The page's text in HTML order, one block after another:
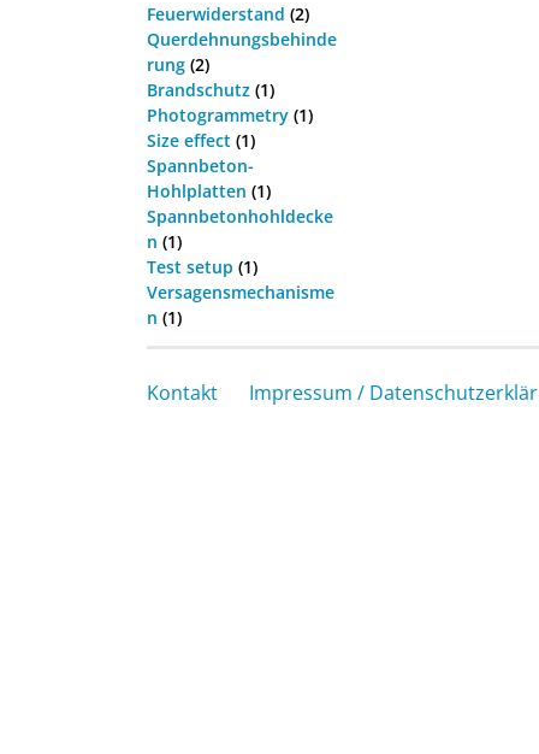
Feuerwiderstand (2)
Querdehnungsbehinde
rung (2)
Brandschutz (1)
Photogrammetry (1)
Size effect (1)
Spannbeton-
Hohlplatten (1)
Spannbetonhohldecke
n (1)
Test setup (1)
Versagensmechanisme
n (1)
Kontakt Impressum /